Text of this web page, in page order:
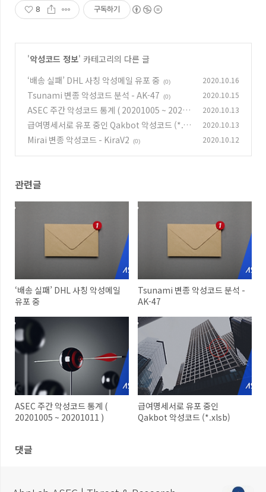
8 구독하기
'악성코드 정보' 카테고리의 다른 글
‘배송 실패’ DHL 사칭 악성메일 유포 중
(0) 2020.10.16
Tsunami 변종 악성코드 분석 - AK-47 (0) 2020.10.15
ASEC 주간 악성코드 통계 ( 20201005 ~ 20201
011 )
(0)
2020.10.13
급여명세서로 유포 중인 Qakbot 악성코드 (*.xl
sb) (0)
2020.10.13
Mirai 변종 악성코드 - KiraV2 (0) 2020.10.12
관련글
‘배송 실패’ DHL 사칭 악성메일
유포 중
Tsunami 변종 악성코드 분석 -
AK-47
ASEC 주간 악성코드 통계 (
20201005 ~ 20201011 )
급여명세서로 유포 중인
Qakbot 악성코드 (*.xlsb)
댓글